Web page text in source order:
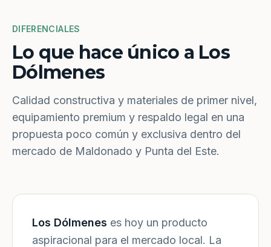
DIFERENCIALES
Lo que hace único a Los
Dólmenes
Calidad constructiva y materiales de primer nivel,
equipamiento premium y respaldo legal en una
propuesta poco común y exclusiva dentro del
mercado de Maldonado y Punta del Este.
Los Dólmenes es hoy un producto
aspiracional para el mercado local. La